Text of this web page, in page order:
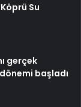
Su
gerçek
başladı